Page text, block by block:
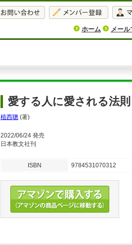
ホーム メール
愛する人に愛される法則
植西聰 (著)
2022/06/24 発売
日本教文社刊
ISBN 9784531070312